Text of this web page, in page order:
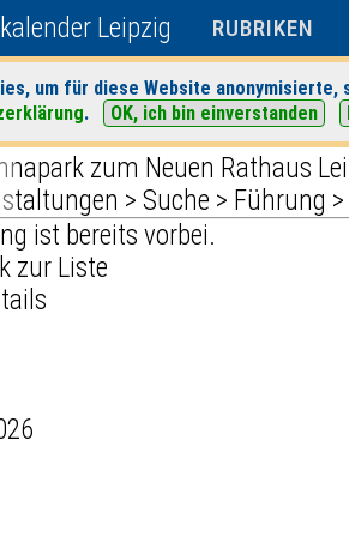
Leipzig RUBRIKEN
um für diese Website
. OK, ich bin einverstanden
> Suche > Führung >
ist bereits vorbei.
zur Liste